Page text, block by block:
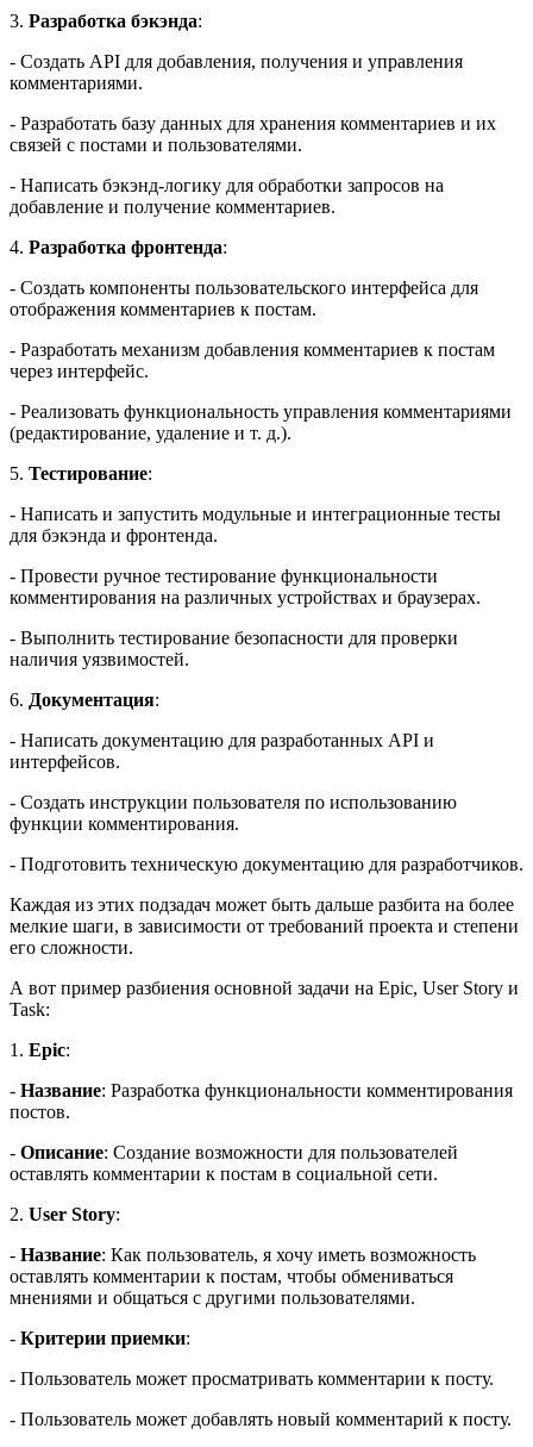
3. Разработка бэкэнда:
- Создать API для добавления, получения и управления
комментариями.
- Разработать базу данных для хранения комментариев и их
связей с постами и пользователями.
- Написать бэкэнд-логику для обработки запросов на
добавление и получение комментариев.
4. Разработка фронтенда:
- Создать компоненты пользовательского интерфейса для
отображения комментариев к постам.
- Разработать механизм добавления комментариев к постам
через интерфейс.
- Реализовать функциональность управления комментариями
(редактирование, удаление и т. д.).
5. Тестирование:
- Написать и запустить модульные и интеграционные тесты
для бэкэнда и фронтенда.
- Провести ручное тестирование функциональности
комментирования на различных устройствах и браузерах.
- Выполнить тестирование безопасности для проверки
наличия уязвимостей.
6. Документация:
- Написать документацию для разработанных API и
интерфейсов.
- Создать инструкции пользователя по использованию
функции комментирования.
- Подготовить техническую документацию для разработчиков.
Каждая из этих подзадач может быть дальше разбита на более
мелкие шаги, в зависимости от требований проекта и степени
его сложности.
А вот пример разбиения основной задачи на Epic, User Story и
Task:
1. Epic:
- Название: Разработка функциональности комментирования
постов.
- Описание: Создание возможности для пользователей
оставлять комментарии к постам в социальной сети.
2. User Story:
- Название: Как пользователь, я хочу иметь возможность
оставлять комментарии к постам, чтобы обмениваться
мнениями и общаться с другими пользователями.
- Критерии приемки:
- Пользователь может просматривать комментарии к посту.
- Пользователь может добавлять новый комментарий к посту.